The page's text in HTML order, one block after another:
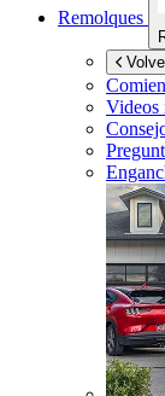
Remolques
Videos